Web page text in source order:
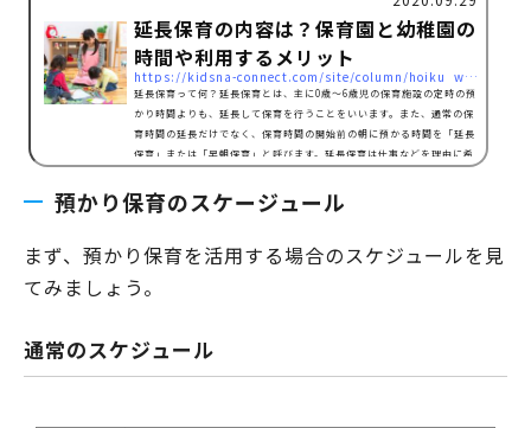
延長保育の内容は？保育園と幼稚園の
時間や利用するメリット
https://kidsna-connect.com/site/column/hoiku_workstyle/3987
延長保育って何？延長保育とは、主に0歳～6歳児の保育施設の定時の預
かり時間よりも、延長して保育を行うことをいいます。また、通常の保
育時間の延長だけでなく、保育時間の開始前の朝に預かる時間を「延長
保育」または「早朝保育」と呼びます。延長保育は仕事などを理由に希
重要な役割を担っています。延長保育の料金とは延長保育の料金につい
ては、明確な規定はないため、保育園や幼稚園、託児所など施設の形態
預かり保育のスケージュール
まず、預かり保育を活用する場合のスケジュールを見
てみましょう。
通常のスケジュール